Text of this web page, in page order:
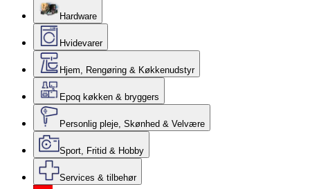
Hardware
Hvidevarer
Hjem, Rengøring & Køkkenudstyr
Epoq køkken & bryggers
Personlig pleje, Skønhed & Velvære
Sport, Fritid & Hobby
Services & tilbehør